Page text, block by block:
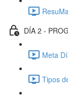
DÍA 2 -
Meta
Tipos